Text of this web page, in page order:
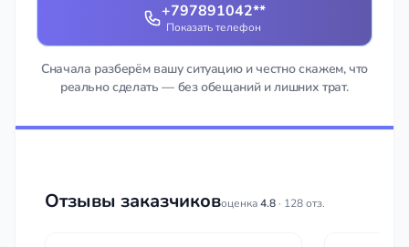
+797891042**
Показать телефон
Сначала разберём вашу ситуацию и честно скажем, что
реально сделать — без обещаний и лишних трат.
Отзывы заказчиковоценка4.8 · 128 отз.